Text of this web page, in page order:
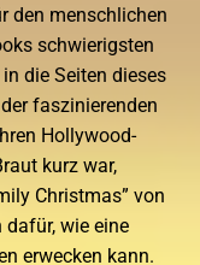
den menschlichen
schwierigsten
die Seiten dieses
faszinierenden
Hollywood-
kurz war,
Christmas” von
wie eine
erwecken kann.